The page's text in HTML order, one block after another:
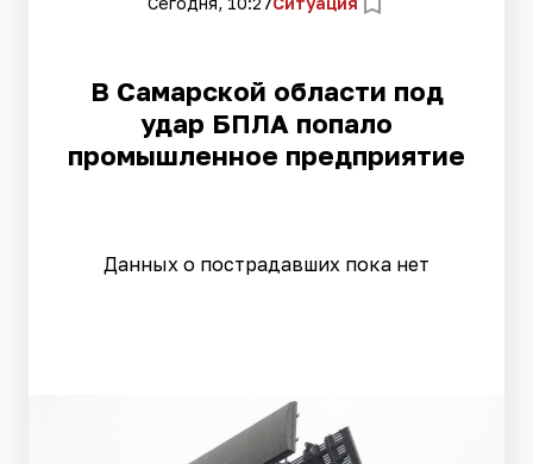
В Самарской области под
удар БПЛА попало
промышленное предприятие
Данных о пострадавших пока нет